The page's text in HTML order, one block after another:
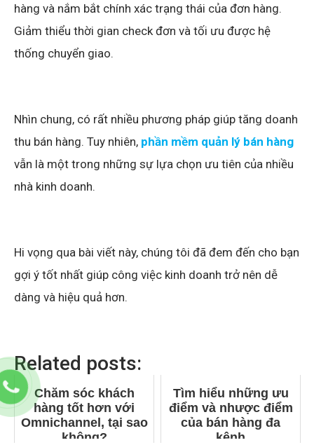
hàng và nắm bắt chính xác trạng thái của đơn hàng.
Giảm thiểu thời gian check đơn và tối ưu được hệ
thống chuyển giao.
Nhìn chung, có rất nhiều phương pháp giúp tăng doanh
thu bán hàng. Tuy nhiên, phần mềm quản lý bán hàng
vẫn là một trong những sự lựa chọn ưu tiên của nhiều
nhà kinh doanh.
Hi vọng qua bài viết này, chúng tôi đã đem đến cho bạn
gợi ý tốt nhất giúp công việc kinh doanh trở nên dễ
dàng và hiệu quả hơn.
Related posts:
Chăm sóc khách
hàng tốt hơn với
Omnichannel, tại sao
không?
Tìm hiểu những ưu
điểm và nhược điểm
của bán hàng đa
kênh